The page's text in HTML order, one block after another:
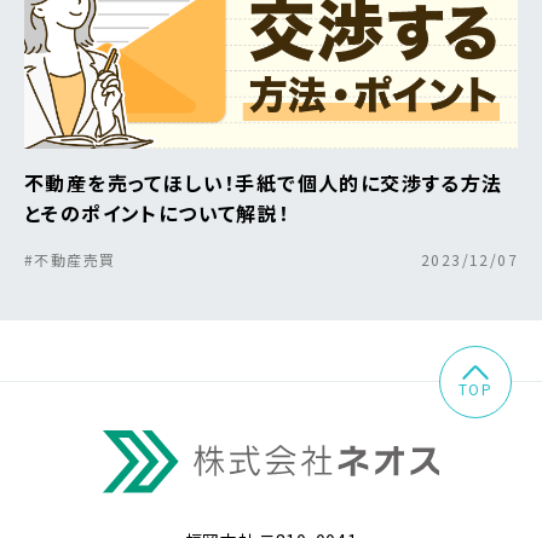
不動産を売ってほしい！手紙で個人的に交渉する方法
とそのポイントについて解説！
#不動産売買 2023/12/07
TOP